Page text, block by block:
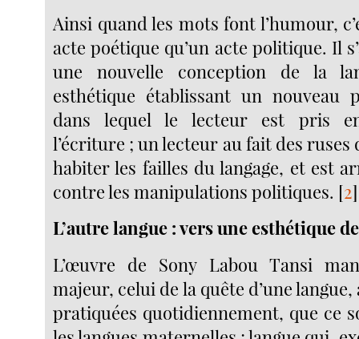
Ainsi quand les mots font l’humour,
acte poétique qu’un acte politique. Il
une nouvelle conception de la
esthétique établissant un nouveau
dans lequel le lecteur est pris
l’écriture ; un lecteur au fait des ruses
habiter les failles du langage, et est
contre les manipulations politiques. [2]
L’autre langue : vers une esthétique
L’œuvre de Sony Labou Tansi
majeur, celui de la quête d’une
pratiquées quotidiennement, que ce